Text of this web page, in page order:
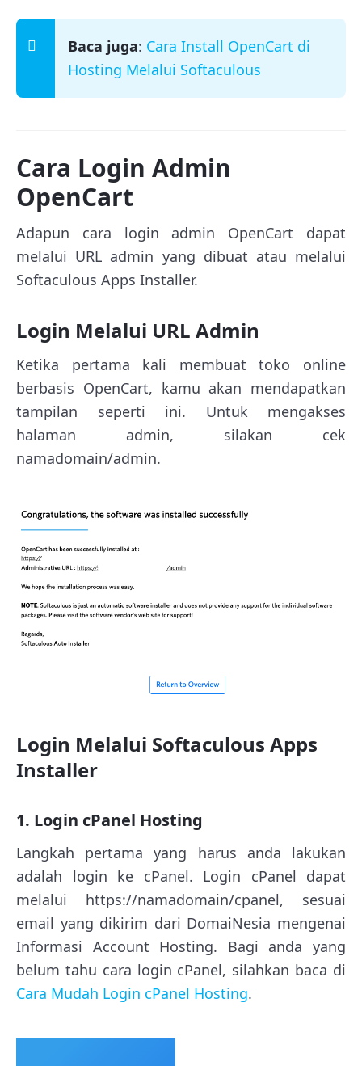
Baca juga: Cara Install OpenCart di
Hosting Melalui Softaculous
Cara Login Admin
OpenCart
Adapun cara login admin OpenCart dapat
melalui URL admin yang dibuat atau melalui
Softaculous Apps Installer.
Login Melalui URL Admin
Ketika pertama kali membuat toko online
berbasis OpenCart, kamu akan mendapatkan
tampilan seperti ini. Untuk mengakses
halaman admin, silakan cek
namadomain/admin.
Login Melalui Softaculous Apps
Installer
1. Login cPanel Hosting
Langkah pertama yang harus anda lakukan
adalah login ke cPanel. Login cPanel dapat
melalui https://namadomain/cpanel, sesuai
email yang dikirim dari DomaiNesia mengenai
Informasi Account Hosting. Bagi anda yang
belum tahu cara login cPanel, silahkan baca di
Cara Mudah Login cPanel Hosting.